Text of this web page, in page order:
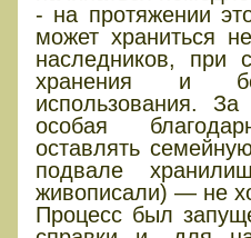
- на протяжении
может храниться
наследников, при
хранения и
использования.
особая
оставлять
подвале
живописали) — не
Процесс был